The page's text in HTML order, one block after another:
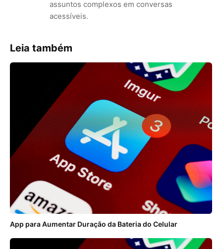
assuntos complexos em conversas
acessíveis.
Leia também
App para Aumentar Duração da Bateria do Celular